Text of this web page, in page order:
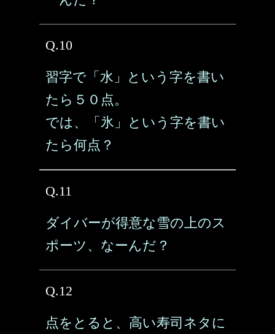
Q.10
習字で「水」という字を書い
たら５０点。
では、「氷」という字を書い
たら何点？
Q.11
ダイバーが得意な雪の上のス
ポーツ、なーんだ？
Q.12
点をとると、高い寿司ネタに